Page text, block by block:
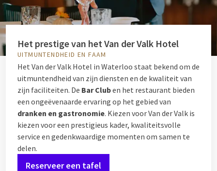
Het prestige van het Van der Valk Hotel
UITMUNTENDHEID EN FAAM
Het Van der Valk Hotel in Waterloo staat bekend om de
uitmuntendheid van zijn diensten en de kwaliteit van
zijn faciliteiten. De Bar Cluben het restaurant bieden
een ongeëvenaarde ervaring op het gebied van
dranken en gastronomie. Kiezen voor Van der Valk is
kiezen voor een prestigieus kader, kwaliteitsvolle
service en gedenkwaardige momenten om samen te
delen.
Reserveer een tafel